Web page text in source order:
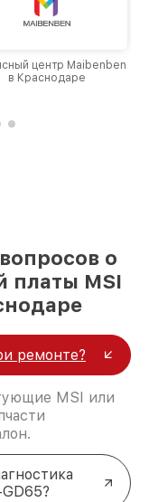
центр Maibenben
в Краснодаре
о
платы MSI
ремонте?
MSI или